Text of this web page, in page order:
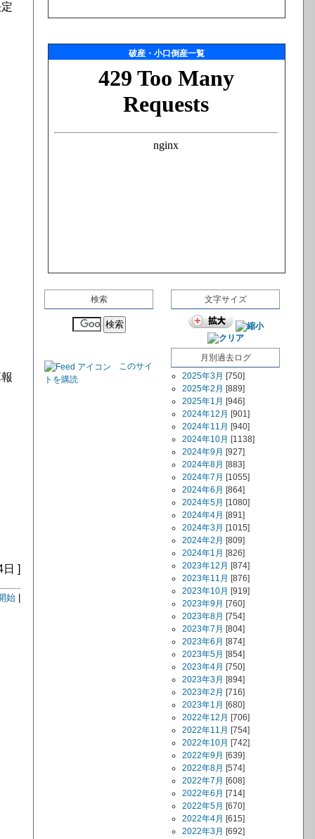
日 ]
始
破産・小口倒産一覧
検索
このサイ
トを購読
文字サイズ
月別過去ログ
2025年3月 [750]
2025年2月 [889]
2025年1月 [946]
2024年12月 [901]
2024年11月 [940]
2024年10月 [1138]
2024年9月 [927]
2024年8月 [883]
2024年7月 [1055]
2024年6月 [864]
2024年5月 [1080]
2024年4月 [891]
2024年3月 [1015]
2024年2月 [809]
2024年1月 [826]
2023年12月 [874]
2023年11月 [876]
2023年10月 [919]
2023年9月 [760]
2023年8月 [754]
2023年7月 [804]
2023年6月 [874]
2023年5月 [854]
2023年4月 [750]
2023年3月 [894]
2023年2月 [716]
2023年1月 [680]
2022年12月 [706]
2022年11月 [754]
2022年10月 [742]
2022年9月 [639]
2022年8月 [574]
2022年7月 [608]
2022年6月 [714]
2022年5月 [670]
2022年4月 [615]
2022年3月 [692]